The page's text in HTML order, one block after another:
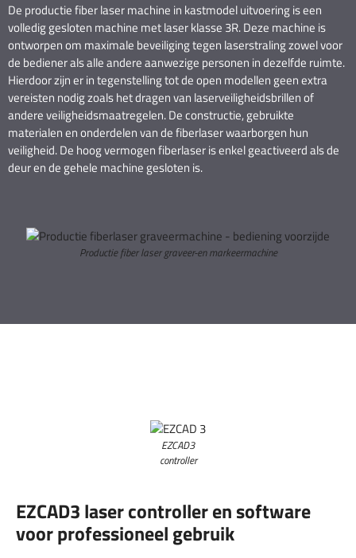
De productie fiber laser machine in kastmodel uitvoering is een
volledig gesloten machine met laser klasse 3R. Deze machine is
ontworpen om maximale beveiliging tegen laserstraling zowel voor
de bediener als alle andere aanwezige personen in dezelfde ruimte.
Hierdoor zijn er in tegenstelling tot de open modellen geen extra
vereisten nodig zoals het dragen van laserveiligheidsbrillen of
andere veiligheidsmaatregelen. De constructie, gebruikte
materialen en onderdelen van de fiberlaser waarborgen hun
veiligheid. De hoog vermogen fiberlaser is enkel geactiveerd als de
deur en de gehele machine gesloten is.
Productie fiber laser graveer-en markeermachine
EZCAD3
controller
EZCAD3 laser controller en software
voor professioneel gebruik